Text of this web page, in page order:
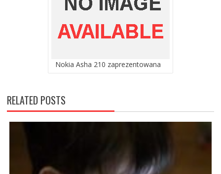
Nokia Asha 210 zaprezentowana
RELATED POSTS